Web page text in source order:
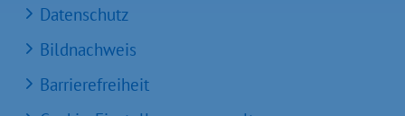
Datenschutz
Bildnachweis
Barrierefreiheit